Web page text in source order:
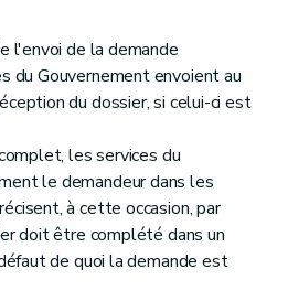
l'envoi de la demande
du Gouvernement envoient au
du dossier, si celui-ci est
les services du
le demandeur dans les
à cette occasion, par
doit être complété dans un
de quoi la demande est